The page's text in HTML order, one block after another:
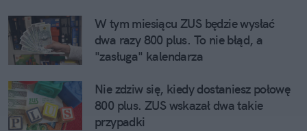
W tym miesiącu ZUS będzie wysłać
dwa razy 800 plus. To nie błąd, a
"zasługa" kalendarza
Nie zdziw się, kiedy dostaniesz połowę
800 plus. ZUS wskazał dwa takie
przypadki